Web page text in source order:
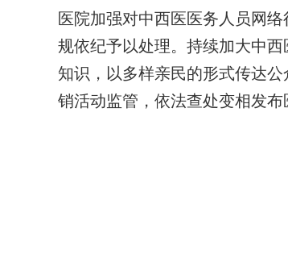
医院加强对中西医医务人员网
规依纪予以处理。持续加大中
知识，以多样亲民的形式传达
销活动监管，依法查处变相发布